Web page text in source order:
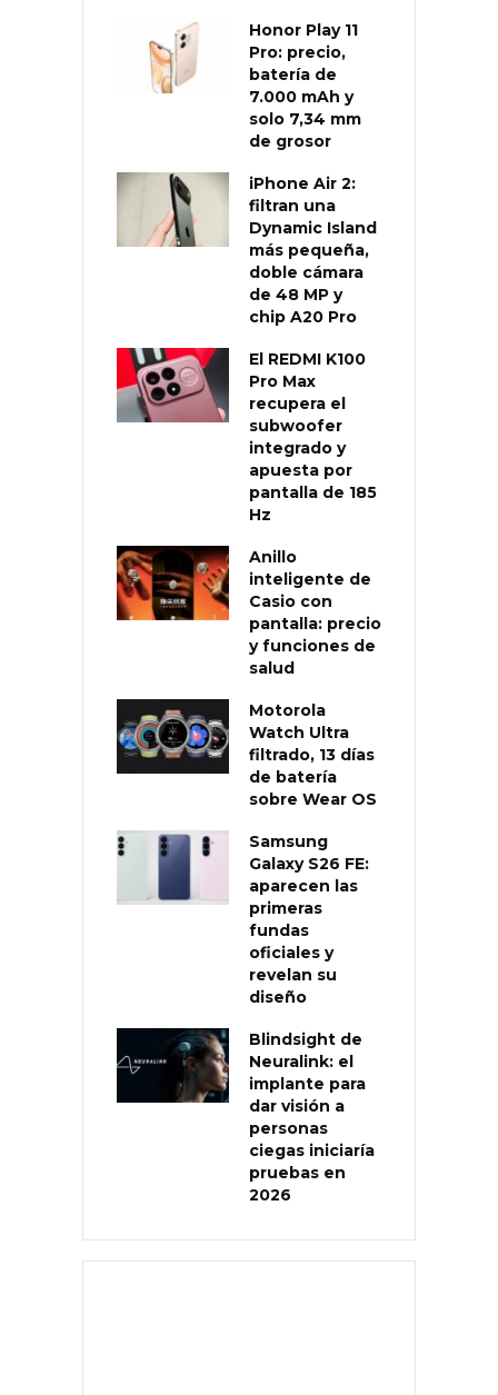
Honor Play 11
Pro: precio,
batería de
7.000 mAh y
solo 7,34 mm
de grosor
iPhone Air 2:
filtran una
Dynamic Island
más pequeña,
doble cámara
de 48 MP y
chip A20 Pro
El REDMI K100
Pro Max
recupera el
subwoofer
integrado y
apuesta por
pantalla de 185
Hz
Anillo
inteligente de
Casio con
pantalla: precio
y funciones de
salud
Motorola
Watch Ultra
filtrado, 13 días
de batería
sobre Wear OS
Samsung
Galaxy S26 FE:
aparecen las
primeras
fundas
oficiales y
revelan su
diseño
Blindsight de
Neuralink: el
implante para
dar visión a
personas
ciegas iniciaría
pruebas en
2026